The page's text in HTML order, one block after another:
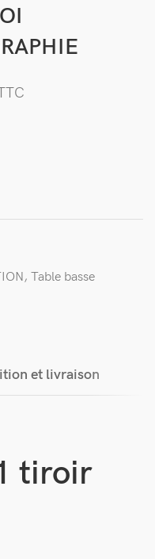
, Table basse
et livraison
tiroir